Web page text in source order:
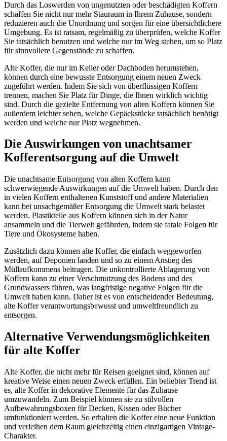
Durch das Loswerden von ungenutzten oder beschädigten Koffern
schaffen Sie nicht nur mehr Stauraum in Ihrem Zuhause, sondern
reduzieren auch die Unordnung und sorgen für eine übersichtlichere
Umgebung. Es ist ratsam, regelmäßig zu überprüfen, welche Koffer
Sie tatsächlich benutzen und welche nur im Weg stehen, um so Platz
für sinnvollere Gegenstände zu schaffen.
Alte Koffer, die nur im Keller oder Dachboden herumstehen,
können durch eine bewusste Entsorgung einem neuen Zweck
zugeführt werden. Indem Sie sich von überflüssigen Koffern
trennen, machen Sie Platz für Dinge, die Ihnen wirklich wichtig
sind. Durch die gezielte Entfernung von alten Koffern können Sie
außerdem leichter sehen, welche Gepäckstücke tatsächlich benötigt
werden und welche nur Platz wegnehmen.
Die Auswirkungen von unachtsamer
Kofferentsorgung auf die Umwelt
Die unachtsame Entsorgung von alten Koffern kann
schwerwiegende Auswirkungen auf die Umwelt haben. Durch den
in vielen Koffern enthaltenen Kunststoff und andere Materialien
kann bei unsachgemäßer Entsorgung die Umwelt stark belastet
werden. Plastikteile aus Koffern können sich in der Natur
ansammeln und die Tierwelt gefährden, indem sie fatale Folgen für
Tiere und Ökosysteme haben.
Zusätzlich dazu können alte Koffer, die einfach weggeworfen
werden, auf Deponien landen und so zu einem Anstieg des
Müllaufkommens beitragen. Die unkontrollierte Ablagerung von
Koffern kann zu einer Verschmutzung des Bodens und des
Grundwassers führen, was langfristige negative Folgen für die
Umwelt haben kann. Daher ist es von entscheidender Bedeutung,
alte Koffer verantwortungsbewusst und umweltfreundlich zu
entsorgen.
Alternative Verwendungsmöglichkeiten
für alte Koffer
Alte Koffer, die nicht mehr für Reisen geeignet sind, können auf
kreative Weise einen neuen Zweck erfüllen. Ein beliebter Trend ist
es, alte Koffer in dekorative Elemente für das Zuhause
umzuwandeln. Zum Beispiel können sie zu stilvollen
Aufbewahrungsboxen für Decken, Kissen oder Bücher
umfunktioniert werden. So erhalten die Koffer eine neue Funktion
und verleihen dem Raum gleichzeitig einen einzigartigen Vintage-
Charakter.